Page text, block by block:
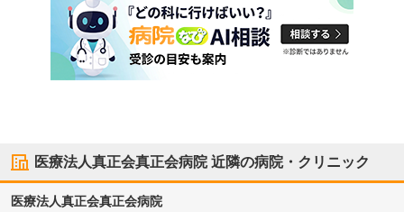
医療法人真正会真正会病院近隣の病院・クリニック
医療法人真正会真正会病院